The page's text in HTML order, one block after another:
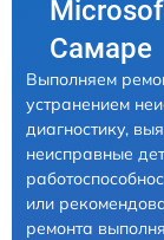
Самаре
Выполняем
устранением
диагностику,
неисправные
или
ремонта